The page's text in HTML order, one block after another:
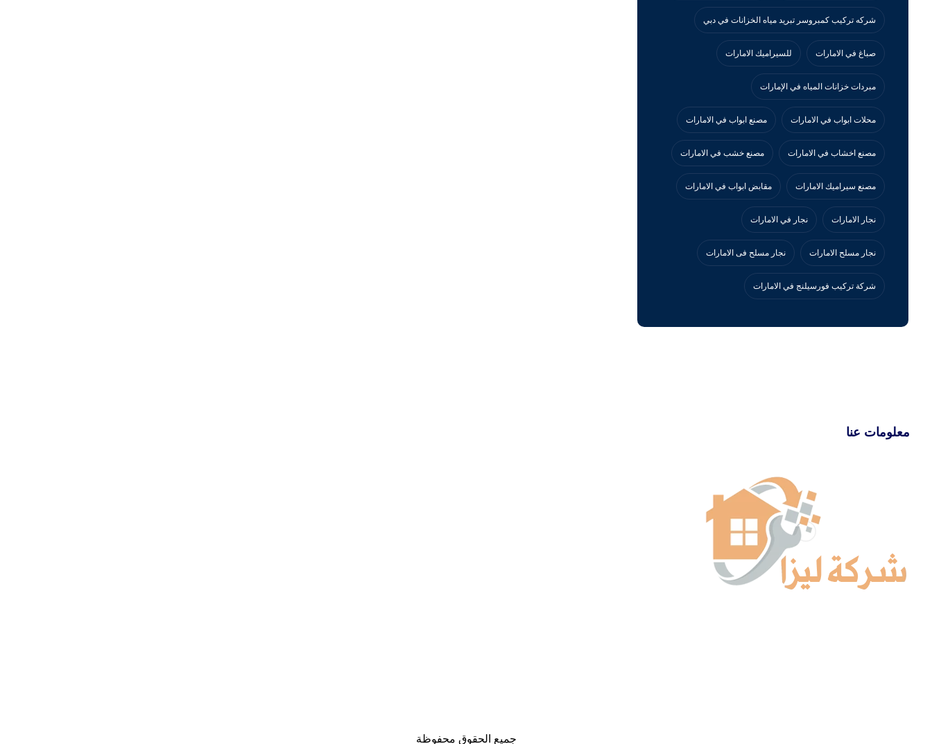
شركه تركيب كمبروسر تبريد مياه الخزانات في دبي
صباغ في الامارات للسيراميك الامارات
مبردات خزانات المياه في الإمارات
محلات ابواب في الامارات مصنع ابواب في الامارات
مصنع اخشاب في الامارات مصنع خشب في الامارات
مصنع سيراميك الامارات مقابض ابواب في الامارات
نجار الامارات نجار في الامارات
نجار مسلح الامارات نجار مسلح فى الامارات
‏شركة تركيب فورسيلنج في الامارات
معلومات عنا
جميع الحقوق محفوظة